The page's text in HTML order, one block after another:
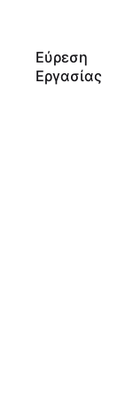
Εύρεση
Εργασίας